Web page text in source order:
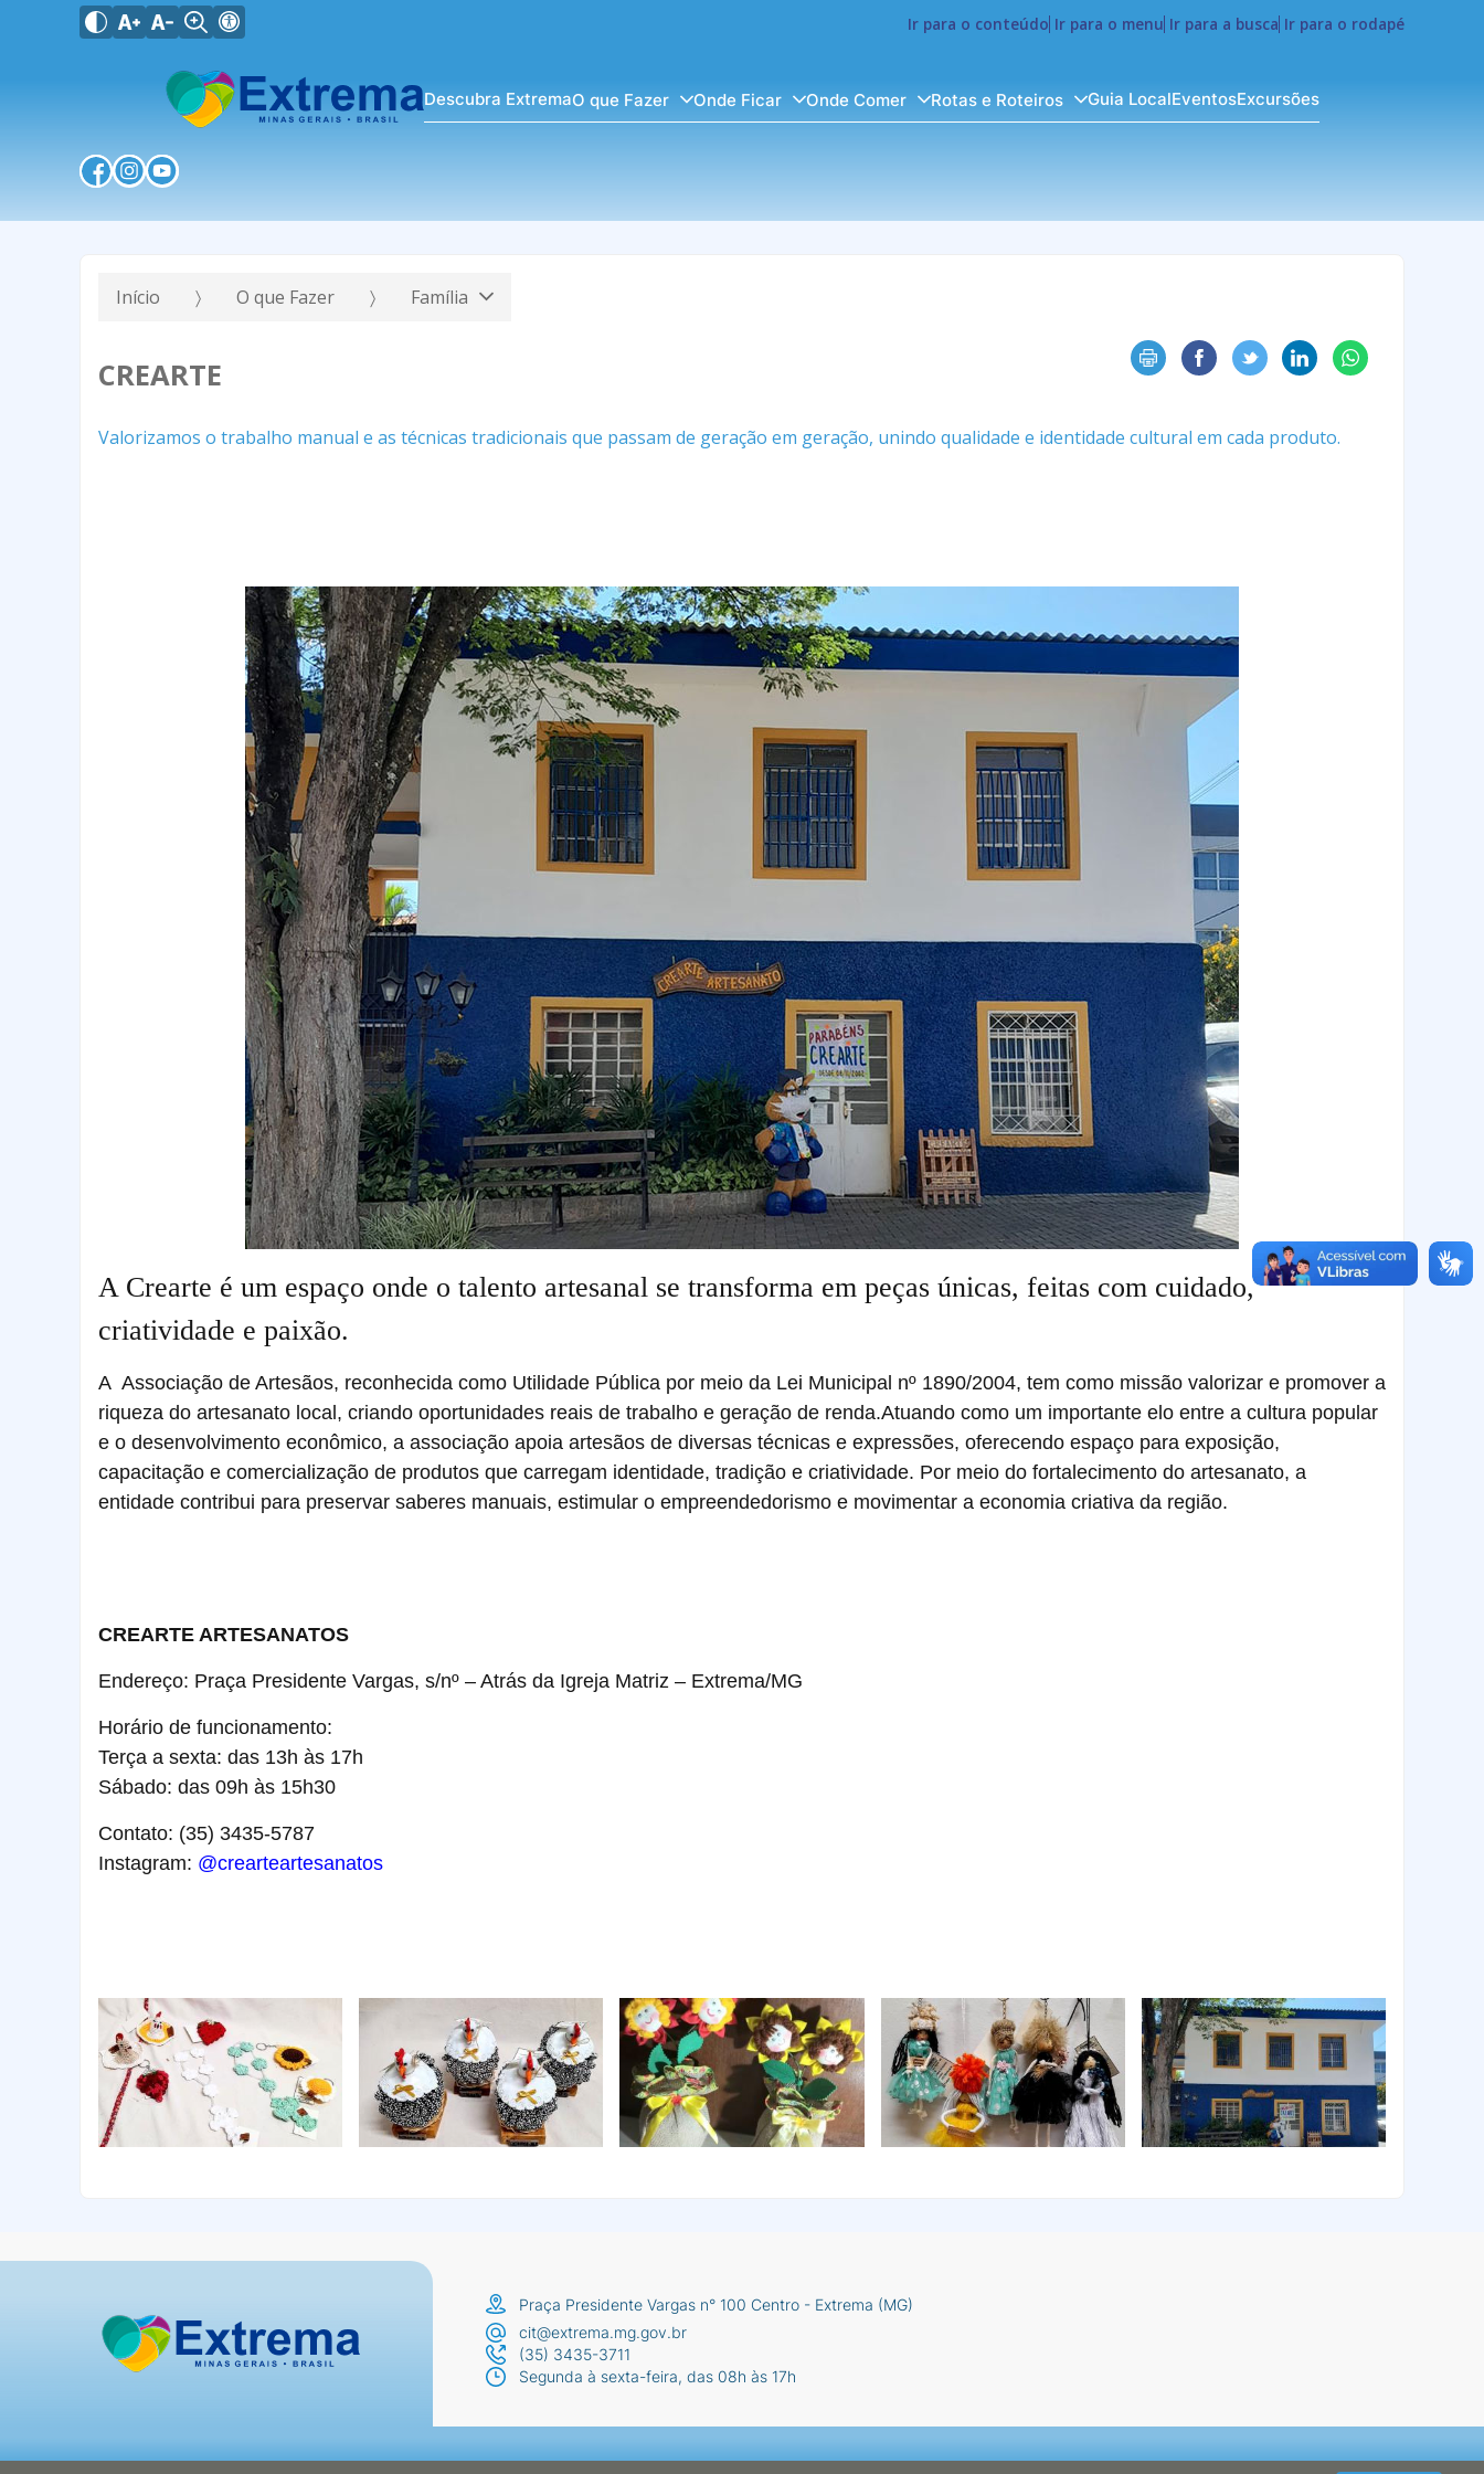
Ir para o conteúdo Ir para o menu Ir para a busca Ir para o rodapé
Descubra ExtremaO que Fazer Onde Ficar Onde Comer Rotas e Roteiros Guia LocalEventosExcursões
Início O que Fazer Família
CREARTE
Valorizamos o trabalho manual e as técnicas tradicionais que passam de geração em geração, unindo qualidade e identidade cultural em cada produto.
A Crearte é um espaço onde o talento artesanal se transforma em peças únicas, feitas com cuidado,
criatividade e paixão.
A Associação de Artesãos, reconhecida como Utilidade Pública por meio da Lei Municipal nº 1890/2004, tem como missão valorizar e promover a
riqueza do artesanato local, criando oportunidades reais de trabalho e geração de renda.Atuando como um importante elo entre a cultura popular
e o desenvolvimento econômico, a associação apoia artesãos de diversas técnicas e expressões, oferecendo espaço para exposição,
capacitação e comercialização de produtos que carregam identidade, tradição e criatividade. Por meio do fortalecimento do artesanato, a
entidade contribui para preservar saberes manuais, estimular o empreendedorismo e movimentar a economia criativa da região.
CREARTE ARTESANATOS
Endereço: Praça Presidente Vargas, s/nº – Atrás da Igreja Matriz – Extrema/MG
Horário de funcionamento:
Terça a sexta: das 13h às 17h
Sábado: das 09h às 15h30
Contato: (35) 3435-5787
Instagram: @crearteartesanatos
Praça Presidente Vargas n° 100 Centro - Extrema (MG)
cit@extrema.mg.gov.br
(35) 3435-3711
Segunda à sexta-feira, das 08h às 17h